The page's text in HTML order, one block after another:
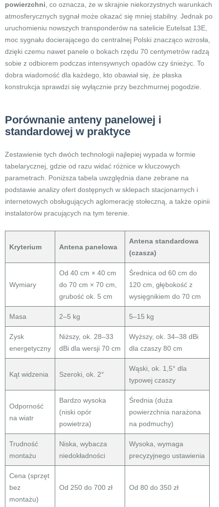
powierzchni , co oznacza, że w skrajnie niekorzystnych warunkach
atmosferycznych sygnał może okazać się mniej stabilny. Jednak po
uruchomieniu nowszych transponderów na satelicie Eutelsat 13E,
moc sygnału docierającego do centralnej Polski znacząco wzrosła,
dzięki czemu nawet panele o bokach rzędu 70 centymetrów radzą
sobie z odbiorem podczas intensywnych opadów czy śnieżyc. To
dobra wiadomość dla każdego, kto obawiał się, że płaska
konstrukcja sprawdzi się wyłącznie przy bezchmurnej pogodzie.
Porównanie anteny panelowej i
standardowej w praktyce
Zestawienie tych dwóch technologii najlepiej wypada w formie
tabelarycznej, gdzie od razu widać różnice w kluczowych
parametrach. Poniższa tabela uwzględnia dane zebrane na
podstawie analizy ofert dostępnych w sklepach stacjonarnych i
internetowych obsługujących aglomerację stołeczną, a także opinii
instalatorów pracujących na tym terenie.
Kryterium Antena panelowa
Antena standardowa
(czasza)
Wymiary
Od 40 cm × 40 cm
do 70 cm × 70 cm,
grubość ok. 5 cm
Średnica od 60 cm do
120 cm, głębokość z
wysięgnikiem do 70 cm
Masa 2–5 kg 5–15 kg
Zysk
energetyczny
Niższy, ok. 28–33
dBi dla wersji 70 cm
Wyższy, ok. 34–38 dBi
dla czaszy 80 cm
Kąt widzenia Szeroki, ok. 2°
Wąski, ok. 1,5° dla
typowej czaszy
Odporność
na wiatr
Bardzo wysoka
(niski opór
powietrza)
Średnia (duża
powierzchnia narażona
na podmuchy)
Trudność
montażu
Niska, wybacza
niedokładności
Wysoka, wymaga
precyzyjnego ustawienia
Cena (sprzęt
bez
montażu)
Od 250 do 700 zł Od 80 do 350 zł